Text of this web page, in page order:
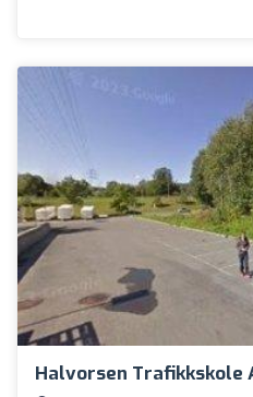
Halvorsen Trafikkskole